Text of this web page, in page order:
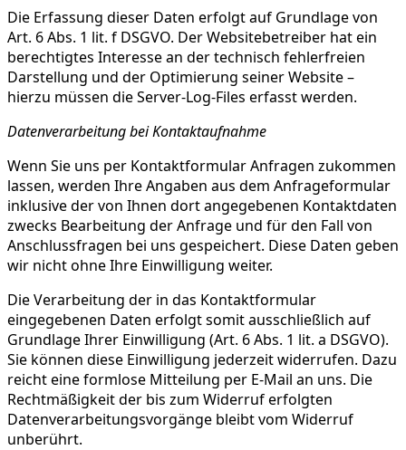
Die Erfassung dieser Daten erfolgt auf Grundlage von
Art. 6 Abs. 1 lit. f DSGVO. Der Websitebetreiber hat ein
berechtigtes Interesse an der technisch fehlerfreien
Darstellung und der Optimierung seiner Website –
hierzu müssen die Server-Log-Files erfasst werden.
Datenverarbeitung bei Kontaktaufnahme
Wenn Sie uns per Kontaktformular Anfragen zukommen
lassen, werden Ihre Angaben aus dem Anfrageformular
inklusive der von Ihnen dort angegebenen Kontaktdaten
zwecks Bearbeitung der Anfrage und für den Fall von
Anschlussfragen bei uns gespeichert. Diese Daten geben
wir nicht ohne Ihre Einwilligung weiter.
Die Verarbeitung der in das Kontaktformular
eingegebenen Daten erfolgt somit ausschließlich auf
Grundlage Ihrer Einwilligung (Art. 6 Abs. 1 lit. a DSGVO).
Sie können diese Einwilligung jederzeit widerrufen. Dazu
reicht eine formlose Mitteilung per E-Mail an uns. Die
Rechtmäßigkeit der bis zum Widerruf erfolgten
Datenverarbeitungsvorgänge bleibt vom Widerruf
unberührt.